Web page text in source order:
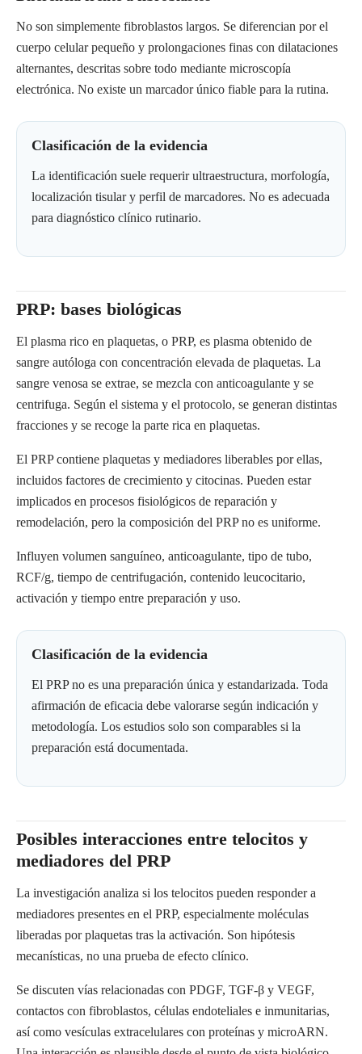
No son simplemente fibroblastos largos. Se diferencian por el
cuerpo celular pequeño y prolongaciones finas con dilataciones
alternantes, descritas sobre todo mediante microscopía
electrónica. No existe un marcador único fiable para la rutina.
Clasificación de la evidencia
La identificación suele requerir ultraestructura, morfología,
localización tisular y perfil de marcadores. No es adecuada
para diagnóstico clínico rutinario.
PRP: bases biológicas
El plasma rico en plaquetas, o PRP, es plasma obtenido de
sangre autóloga con concentración elevada de plaquetas. La
sangre venosa se extrae, se mezcla con anticoagulante y se
centrifuga. Según el sistema y el protocolo, se generan distintas
fracciones y se recoge la parte rica en plaquetas.
El PRP contiene plaquetas y mediadores liberables por ellas,
incluidos factores de crecimiento y citocinas. Pueden estar
implicados en procesos fisiológicos de reparación y
remodelación, pero la composición del PRP no es uniforme.
Influyen volumen sanguíneo, anticoagulante, tipo de tubo,
RCF/g, tiempo de centrifugación, contenido leucocitario,
activación y tiempo entre preparación y uso.
Clasificación de la evidencia
El PRP no es una preparación única y estandarizada. Toda
afirmación de eficacia debe valorarse según indicación y
metodología. Los estudios solo son comparables si la
preparación está documentada.
Posibles interacciones entre telocitos y
mediadores del PRP
La investigación analiza si los telocitos pueden responder a
mediadores presentes en el PRP, especialmente moléculas
liberadas por plaquetas tras la activación. Son hipótesis
mecanísticas, no una prueba de efecto clínico.
Se discuten vías relacionadas con PDGF, TGF-β y VEGF,
contactos con fibroblastos, células endoteliales e inmunitarias,
así como vesículas extracelulares con proteínas y microARN.